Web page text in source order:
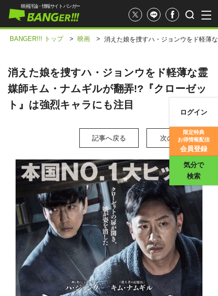
映画評価
映画評論・情報サイト バンガー
ログイン
限定特典
お得情報配信
会員登録
気分で
検索
BANGER!!! トップ > 映画 > 消えた娘を捜すハ・ジョンウをド軽薄
消えた娘を捜すハ・ジョンウをド軽薄な霊
媒師キム・ナムギルが翻弄!?『クローゼッ
ト』は強烈キャラにも注目
記事へ戻る 次の写真 >